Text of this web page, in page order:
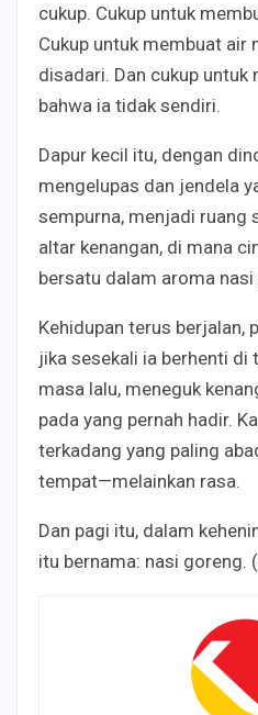
cukup. Cukup untuk
Cukup untuk membuat air
disadari. Dan cukup untuk
bahwa ia tidak sendiri.
Dapur kecil itu, dengan
mengelupas dan jendela
sempurna, menjadi ruang
altar kenangan, di mana
bersatu dalam aroma nasi
Kehidupan terus berjalan,
jika sesekali ia berhenti di
masa lalu, meneguk
pada yang pernah hadir.
terkadang yang paling
tempat—melainkan rasa.
Dan pagi itu, dalam
itu bernama: nasi goreng.